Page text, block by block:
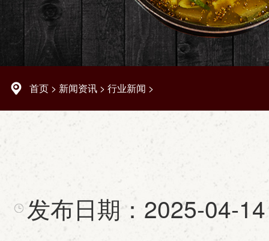
首页 > 新闻资讯 > 行业新闻 >
发布日期： 2025-04-